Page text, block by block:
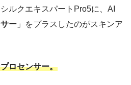
ルクエキスパートPro5に、AI
ー 」をプラスしたのがスキンア
ロセンサー。